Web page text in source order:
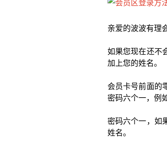
亲爱的波波有理
如果您现在还不
加上您的姓名。
会员卡号前面的
密码六个一，例
密码六个一，如
姓名。